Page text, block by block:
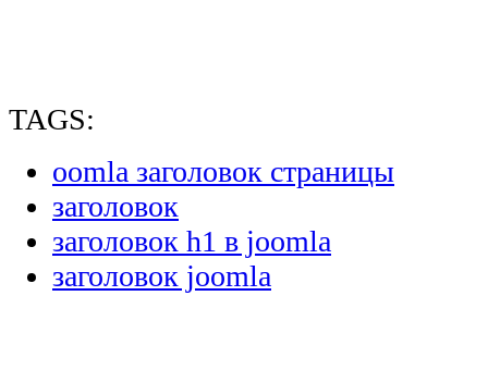
TAGS:
oomla заголовок страницы
заголовок
заголовок h1 в joomla
заголовок joomla